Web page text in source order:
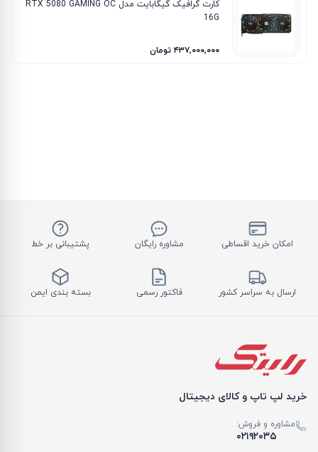
کارت گرافیک گیگابایت مدل RTX 5080 GAMING OC
16G
۴۳۷٬۰۰۰٬۰۰۰ تومان
امکان خرید اقساطی مشاوره رایگان پشتیبانی بر خط
ارسال به سراسر کشور فاکتور رسمی بسته بندی ایمن
خرید لپ تاپ و کالای دیجیتال
مشاوره و فروش:
۰۲۱۹۲۰۳۵